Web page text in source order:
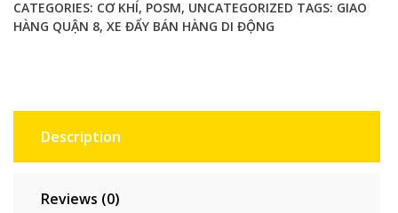
giao
quantity
CATEGORIES: CƠ KHÍ, POSM, UNCATEGORIZED TAGS: GIAO
HÀNG QUẬN 8, XE ĐẨY BÁN HÀNG DI ĐỘNG
Description
Reviews (0)